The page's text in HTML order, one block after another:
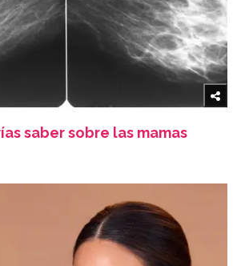
saber sobre las mamas